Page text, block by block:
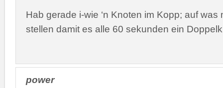
Hab gerade i-wie ‘n Knoten im Kopp; auf
stellen damit es alle 60 sekunden ein
power